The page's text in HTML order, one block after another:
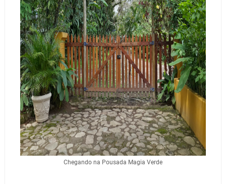
Chegando na Pousada Magia Verde